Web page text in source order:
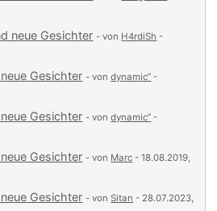
neue Gesichter - von H4rdiSh -
Gesichter - vondynamic’’ -
Gesichter - vondynamic’’ -
Gesichter - von Marc - 18.08.2019,
Gesichter - vonSitan - 28.07.2023,